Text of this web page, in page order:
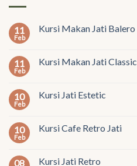
11
Feb
Kursi Makan Jati Balero
11
Feb
Kursi Makan Jati Classic
10
Feb
Kursi Jati Estetic
10
Feb
Kursi Cafe Retro Jati
08 Kursi Jati Retro